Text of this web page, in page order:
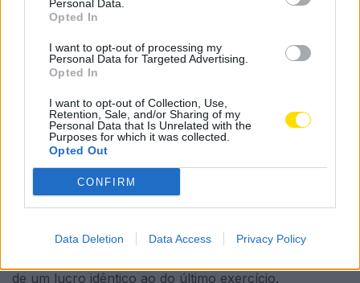
Personal Data.
Opted In
I want to opt-out of processing my
Personal Data for Targeted Advertising.
Opted In
I want to opt-out of Collection, Use,
Retention, Sale, and/or Sharing of my
Personal Data that Is Unrelated with the
Purposes for which it was collected.
Opted Out
CONFIRM
Data Deletion Data Access Privacy Policy
No presente ano, a empresa prevê investir mais de
1.000 milhões de euros e criar mais de 1.000 postos de
incluem um aumento de 3,5 % nas suas vendas, para
de um lucro idêntico ao do último exercício.